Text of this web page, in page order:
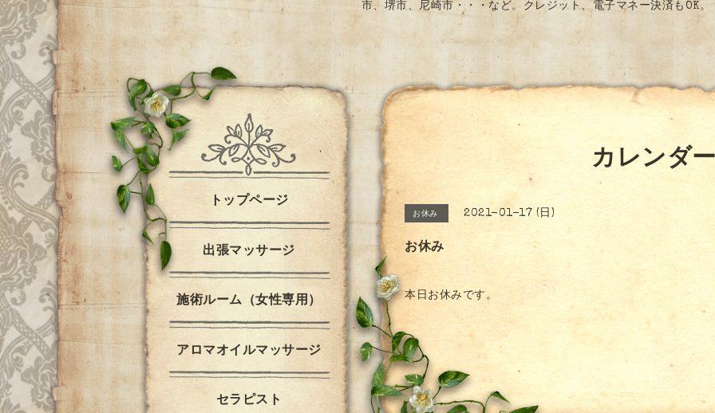
市、堺市、尼崎市・・・など。クレジット、電子マネー決済もOK。
カレンダ
お休み 2021-01-17 (日)
お休み
本日お休みです。
トップページ
出張マッサージ
施術ルーム（女性専用）
アロマオイルマッサージ
セラピスト